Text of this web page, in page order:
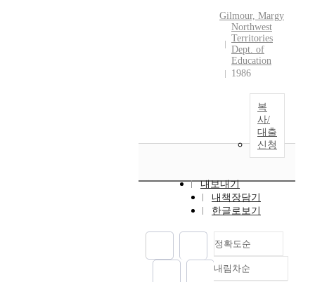
Gilmour, Margy
Northwest
Territories
Dept. of
Education
1986
복
사/
대출
신청
내보내기
내책장담기
한글로보기
정확도순
정확도
내림차순